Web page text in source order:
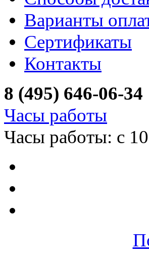
Варианты
Сертификаты
Контакты
8 (495) 646-06-34
Часы работы
Часы работы: с